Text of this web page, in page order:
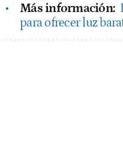
Más información:
para ofrecer luz